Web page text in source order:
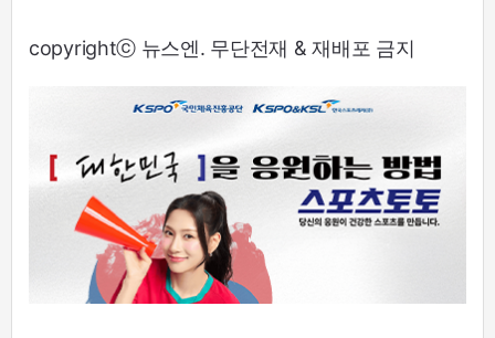
copyrightⓒ 뉴스엔. 무단전재 & 재배포 금지